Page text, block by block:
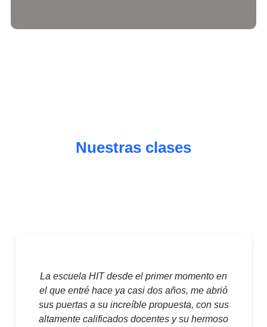
Nuestras clases
La escuela HIT desde el primer momento en
el que entré hace ya casi dos años, me abrió
sus puertas a su increíble propuesta, con sus
altamente calificados docentes y su hermoso